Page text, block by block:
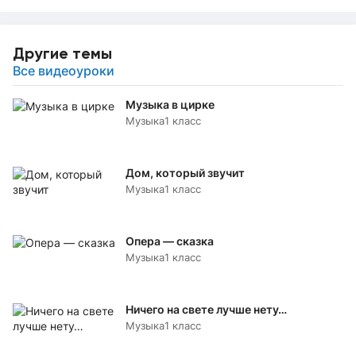
Другие темы
Все видеоуроки
Музыка в цирке
Музыка1 класс
Дом, который звучит
Музыка1 класс
Опера — сказка
Музыка1 класс
Ничего на свете лучше нету…
Музыка1 класс